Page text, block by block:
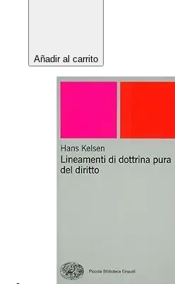
Añadir al carrito